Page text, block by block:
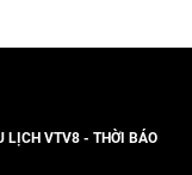
LỊCH VTV8 - THỜI BÁO